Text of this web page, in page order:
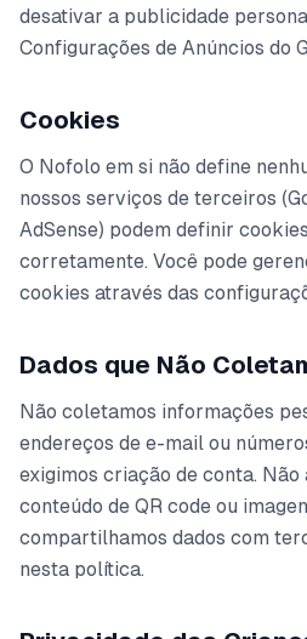
desativar a publicidade
Configurações de Anúncios do
Cookies
O Nofolo em si não define
nossos serviços de terceiros
AdSense) podem definir
corretamente. Você pode
cookies através das
Dados que Não
Não coletamos informações
endereços de e-mail ou
exigimos criação de conta.
conteúdo de QR code ou
compartilhamos dados com
nesta política.